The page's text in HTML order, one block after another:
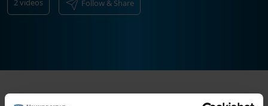
2videos Follow & Share